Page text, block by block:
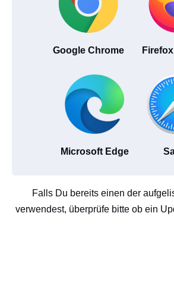
Google Chrome
Microsoft Edge
Falls Du bereits einen der
verwendest, überprüfe bitte ob ein